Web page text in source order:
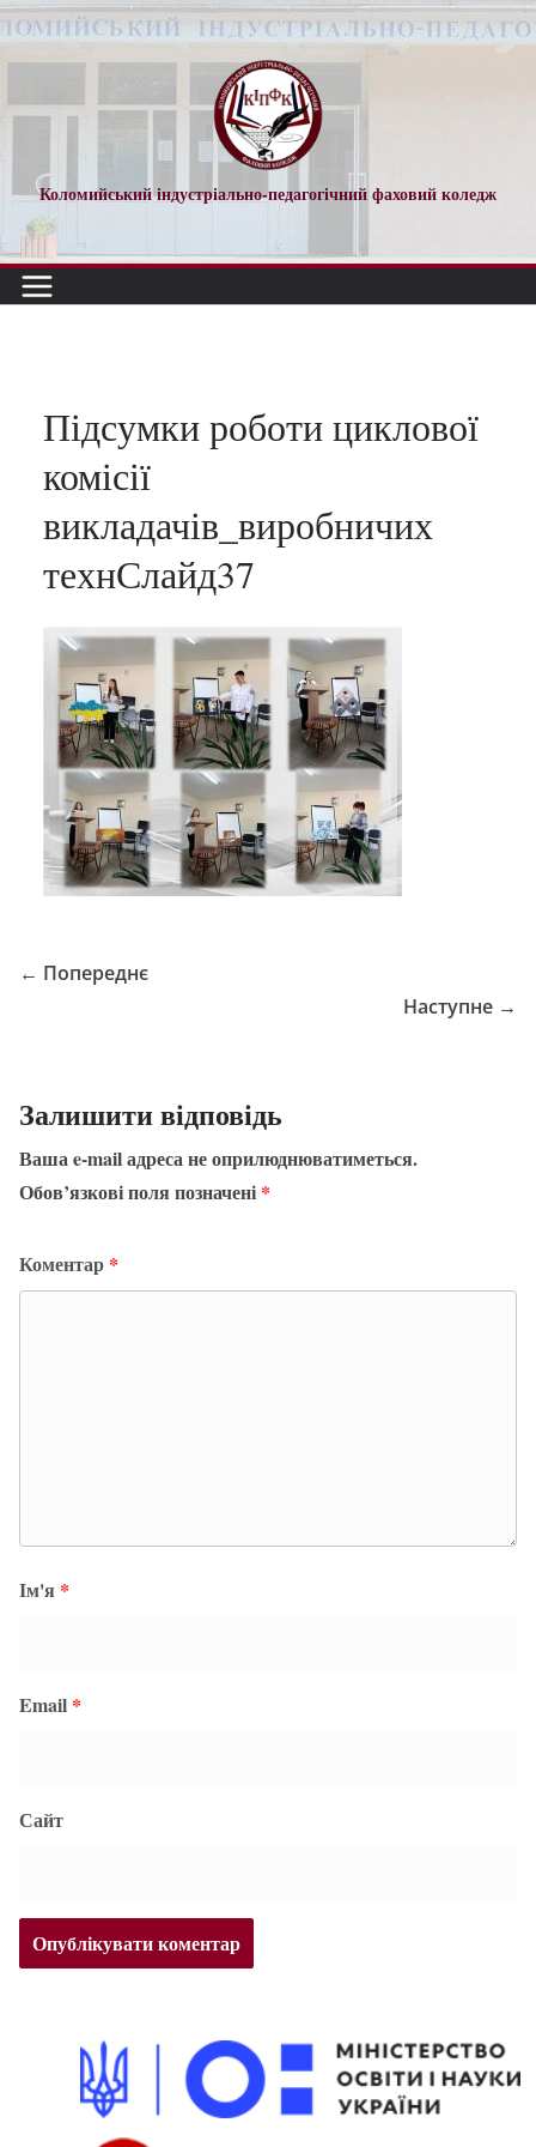
Перейти
до
Коломийський індустріально-педагогічний фаховий коледж
Підсумки роботи циклової
комісії
викладачів_виробничих
технСлайд37
← Попереднє
Наступне →
Залишити відповідь
Ваша e-mail адреса не оприлюднюватиметься.
Обов’язкові поля позначені *
Коментар *
Ім'я *
Email *
Сайт